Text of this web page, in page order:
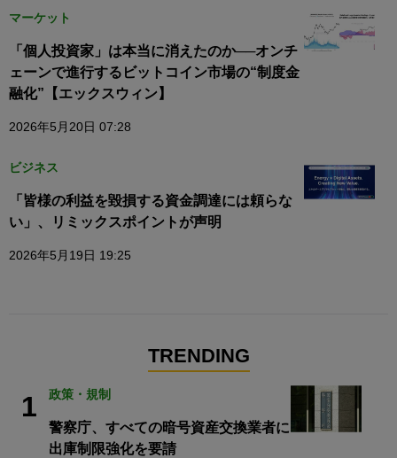
マーケット
「個人投資家」は本当に消えたのか──オンチ
ェーンで進行するビットコイン市場の“制度金
融化”【エックスウィン】
2026年5月20日 07:28
ビジネス
「皆様の利益を毀損する資金調達には頼らな
い」、リミックスポイントが声明
2026年5月19日 19:25
TRENDING
1 政策・規制
警察庁、すべての暗号資産交換業者に
出庫制限強化を要請